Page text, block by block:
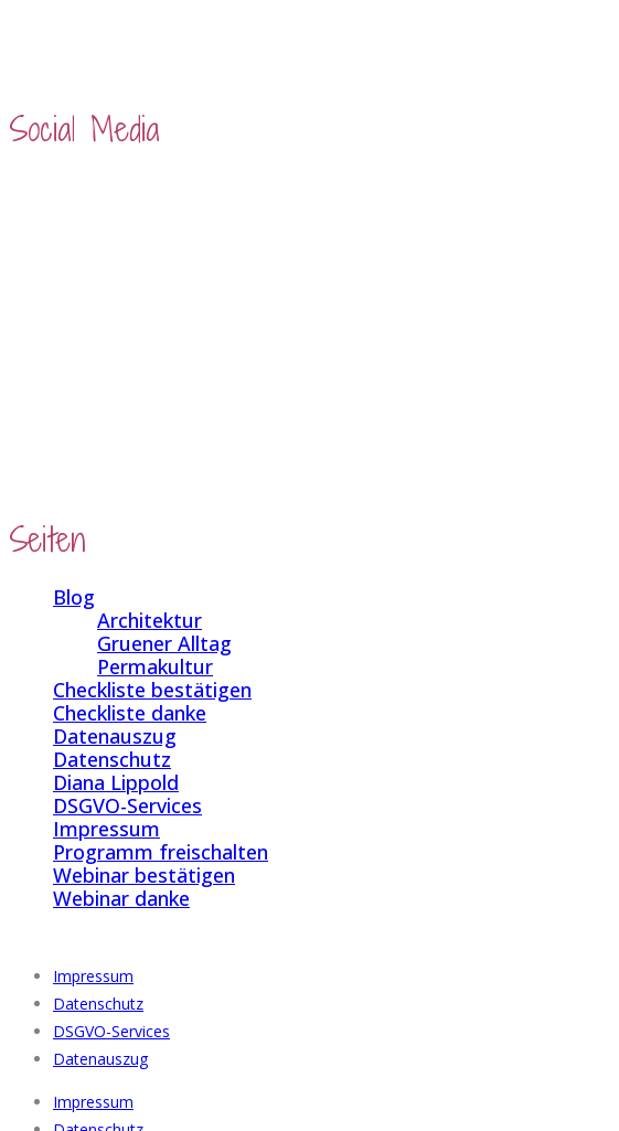
Social Media
Seiten
Blog
Architektur
Gruener Alltag
Permakultur
Checkliste bestätigen
Checkliste danke
Datenauszug
Datenschutz
Diana Lippold
DSGVO-Services
Impressum
Programm freischalten
Webinar bestätigen
Webinar danke
Impressum
Datenschutz
DSGVO-Services
Datenauszug
Impressum